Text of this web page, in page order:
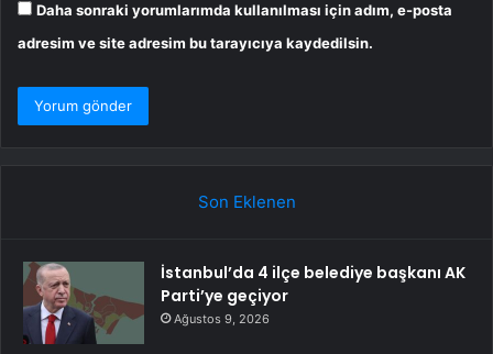
Daha sonraki yorumlarımda kullanılması için adım, e-posta
adresim ve site adresim bu tarayıcıya kaydedilsin.
Son Eklenen
İstanbul’da 4 ilçe belediye başkanı AK
Parti’ye geçiyor
Ağustos 9, 2026